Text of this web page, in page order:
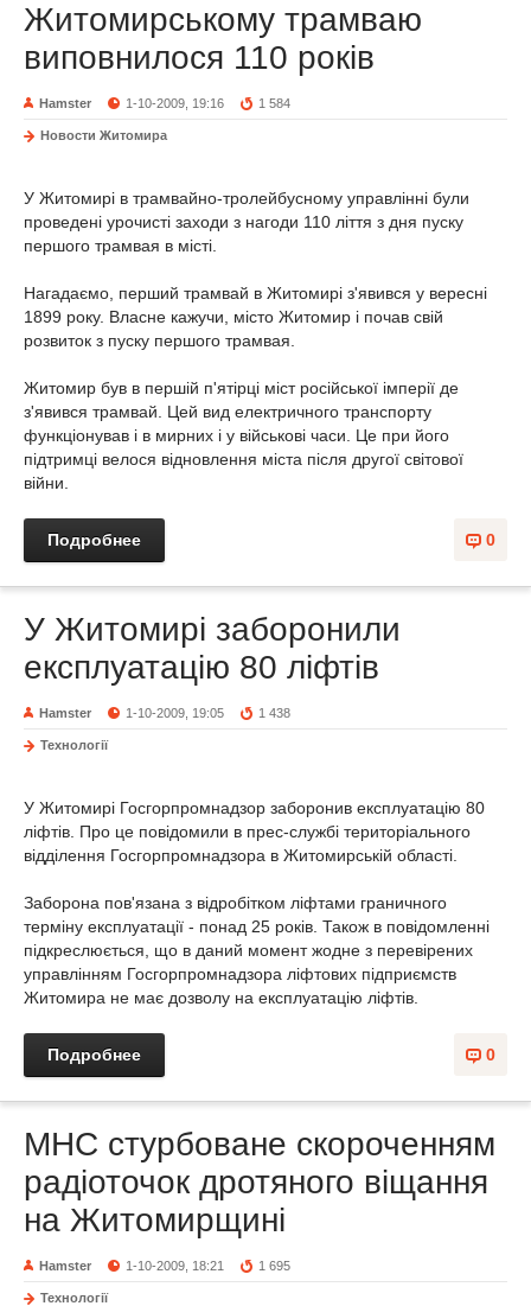
Житомирському трамваю
виповнилося 110 років
Hamster 1-10-2009, 19:16 1 584
Новости Житомира
У Житомирі в трамвайно-тролейбусному управлінні були
проведені урочисті заходи з нагоди 110 ліття з дня пуску
першого трамвая в місті.
Нагадаємо, перший трамвай в Житомирі з'явився у вересні
1899 року. Власне кажучи, місто Житомир і почав свій
розвиток з пуску першого трамвая.
Житомир був в першій п'ятірці міст російської імперії де
з'явився трамвай. Цей вид електричного транспорту
функціонував і в мирних і у військові часи. Це при його
підтримці велося відновлення міста після другої світової
війни.
0
Подробнее
У Житомирі заборонили
експлуатацію 80 ліфтів
Hamster 1-10-2009, 19:05 1 438
Технології
У Житомирі Госгорпромнадзор заборонив експлуатацію 80
ліфтів. Про це повідомили в прес-службі територіального
відділення Госгорпромнадзора в Житомирській області.
Заборона пов'язана з відробітком ліфтами граничного
терміну експлуатації - понад 25 років. Також в повідомленні
підкреслюється, що в даний момент жодне з перевірених
управлінням Госгорпромнадзора ліфтових підприємств
Житомира не має дозволу на експлуатацію ліфтів.
0
Подробнее
МНС стурбоване скороченням
радіоточок дротяного віщання
на Житомирщині
Hamster 1-10-2009, 18:21 1 695
Технології